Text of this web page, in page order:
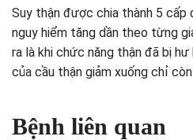
Suy thận được chia thành 5
nguy hiểm tăng dần theo từng
ra là khi chức năng thận đã bị
của cầu thận giảm xuống chỉ
Bệnh liên quan